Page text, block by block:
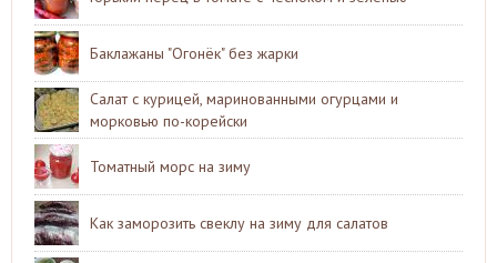
Баклажаны "Огонёк" без жарки
Салат с курицей, маринованными огурцами и
морковью по-корейски
Томатный морс на зиму
Как заморозить свеклу на зиму для салатов